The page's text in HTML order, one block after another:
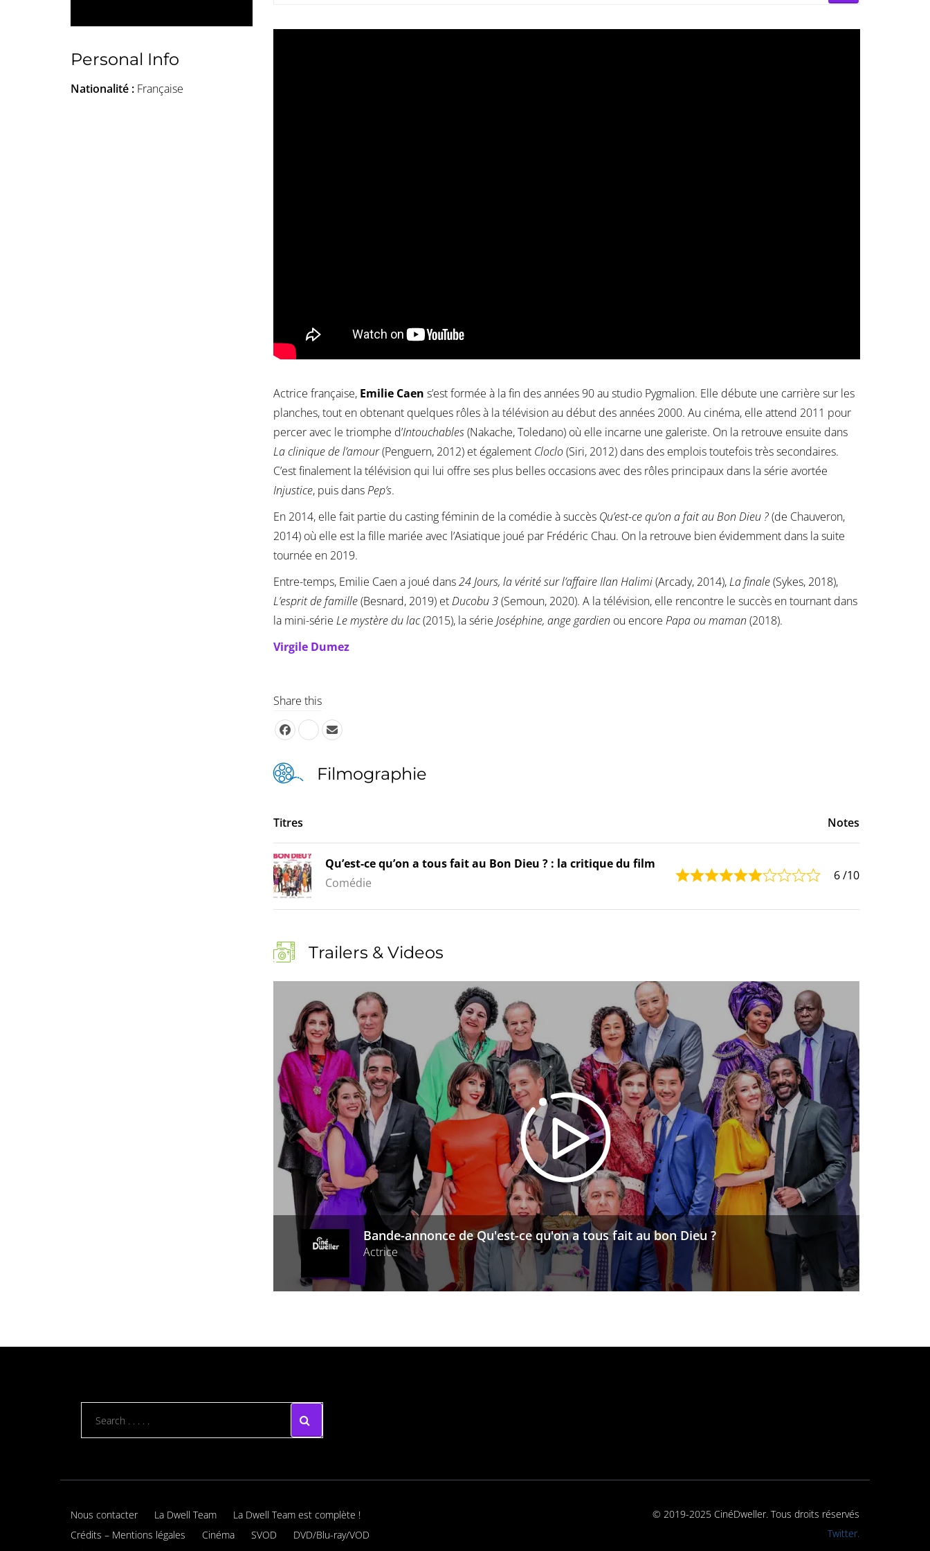
Personal Info
Nationalité : Française
Actrice française, Emilie Caen s’est formée à la fin des années 90 au studio Pygmalion. Elle débute une carrière sur les
planches, tout en obtenant quelques rôles à la télévision au début des années 2000. Au cinéma, elle attend 2011 pour
percer avec le triomphe d’Intouchables(Nakache, Toledano) où elle incarne une galeriste. On la retrouve ensuite dans
La clinique de l’amour(Penguern, 2012) et également Cloclo(Siri, 2012) dans des emplois toutefois très secondaires.
C’est finalement la télévision qui lui offre ses plus belles occasions avec des rôles principaux dans la série avortée
Injustice, puis dansPep’s.
En 2014, elle fait partie du casting féminin de la comédie à succès Qu’est-ce qu’on a fait au Bon Dieu ?(de Chauveron,
2014) où elle est la fille mariée avec l’Asiatique joué par Frédéric Chau. On la retrouve bien évidemment dans la suite
tournée en 2019.
Entre-temps, Emilie Caen a joué dans24 Jours, la vérité sur l’affaire Ilan Halimi(Arcady, 2014),La finale(Sykes, 2018),
L’esprit de famille(Besnard, 2019) etDucobu 3(Semoun, 2020). A la télévision, elle rencontre le succès en tournant dans
la mini-série Le mystère du lac(2015), la série Joséphine, ange gardien ou encore Papa ou maman (2018).
Virgile Dumez
Share this
Filmographie
Titres Notes
Qu’est-ce qu’on a tous fait au Bon Dieu ? : la critique du film
Comédie
6/10
Trailers & Videos
Bande-annonce de Qu'est-ce qu'on a tous fait au bon Dieu ?
Actrice
Nous contacter La Dwell Team
La Dwell Team est complète !
Crédits – Mentions légales
Cinéma SVOD
DVD/Blu-ray/VOD
© 2019-2025 CinéDweller. Tous droits réservés
Twitter.